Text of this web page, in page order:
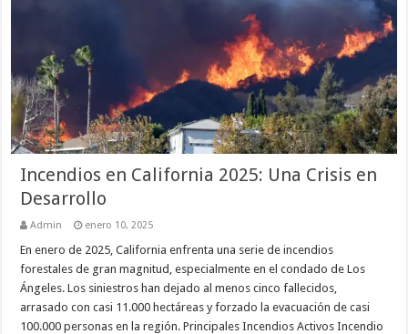
Incendios en California 2025: Una Crisis en
Desarrollo
Admin enero 10, 2025
En enero de 2025, California enfrenta una serie de incendios
forestales de gran magnitud, especialmente en el condado de Los
Ángeles. Los siniestros han dejado al menos cinco fallecidos,
arrasado con casi 11.000 hectáreas y forzado la evacuación de casi
100.000 personas en la región. Principales Incendios Activos Incendio